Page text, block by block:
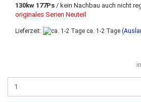
130kw 177Ps / kein Nachbau auch nicht
originales Serien Neuteil
Lieferzeit: ca. 1-2 Tage